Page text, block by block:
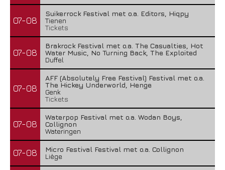
07-08
Suikerrock Festival met o.a. Editors, Hiqpy
Tienen
Tickets
07-08
Brakrock Festival met o.a. The Casualties, Hot
Water Music, No Turning Back, The Exploited
Duffel
07-08
AFF (Absolutely Free Festival) Festival met o.a.
The Hickey Underworld, Henge
Genk
Tickets
07-08
Waterpop Festival met o.a. Wodan Boys,
Collignon
Wateringen
07-08
Micro Festival Festival met o.a. Collignon
Liège